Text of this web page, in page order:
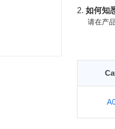
2. 如何知
请在产